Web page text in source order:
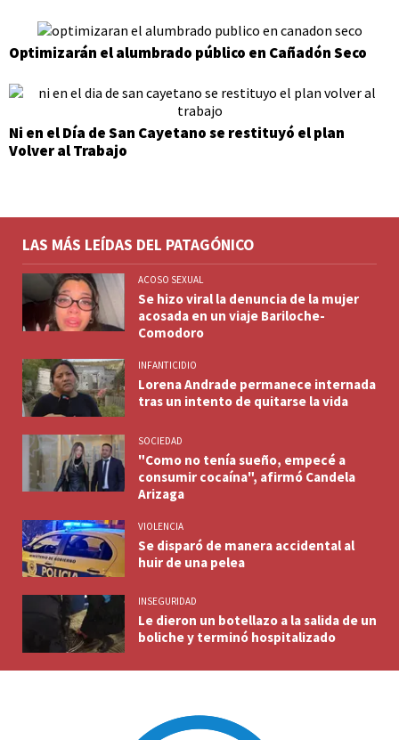
Optimizarán el alumbrado público en Cañadón Seco
Ni en el Día de San Cayetano se restituyó el plan
Volver al Trabajo
LAS MÁS LEÍDAS DEL PATAGÓNICO
ACOSO SEXUAL
Se hizo viral la denuncia de la mujer
acosada en un viaje Bariloche-
Comodoro
INFANTICIDIO
Lorena Andrade permanece internada
tras un intento de quitarse la vida
SOCIEDAD
"Como no tenía sueño, empecé a
consumir cocaína", afirmó Candela
Arizaga
VIOLENCIA
Se disparó de manera accidental al
huir de una pelea
INSEGURIDAD
Le dieron un botellazo a la salida de un
boliche y terminó hospitalizado